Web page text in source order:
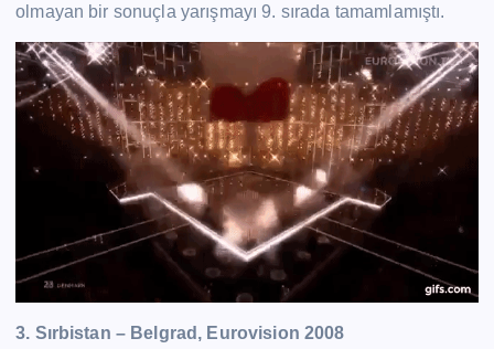
olmayan bir sonuçla yarışmayı 9. sırada tamamlamıştı.
3. Sırbistan – Belgrad, Eurovision 2008